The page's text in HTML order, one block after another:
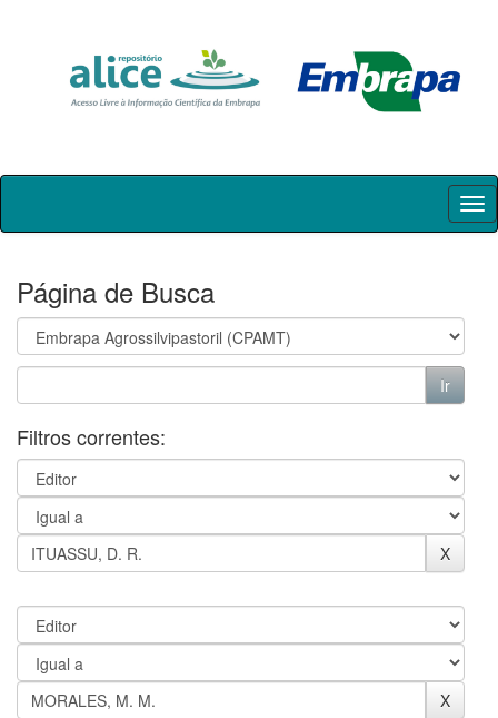
Skip
Página de Busca
Filtros correntes: